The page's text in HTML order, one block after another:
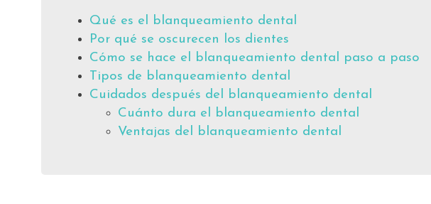
Qué es el blanqueamiento dental
Por qué se oscurecen los dientes
Cómo se hace el blanqueamiento dental paso a paso
Tipos de blanqueamiento dental
Cuidados después del blanqueamiento dental
Cuánto dura el blanqueamiento dental
Ventajas del blanqueamiento dental